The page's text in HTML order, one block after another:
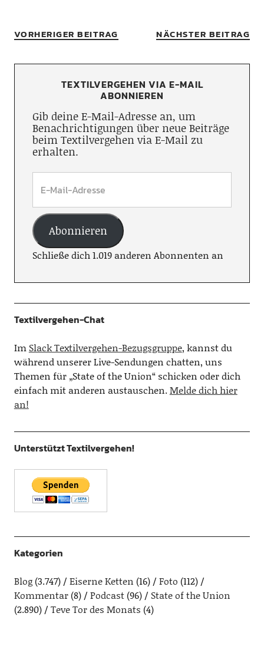
VORHERIGER BEITRAG NÄCHSTER BEITRAG
TEXTILVERGEHEN VIA E-MAIL
ABONNIEREN
Gib deine E-Mail-Adresse an, um
Benachrichtigungen über neue Beiträge
beim Textilvergehen via E-Mail zu
erhalten.
Abonnieren
Schließe dich 1.019 anderen Abonnenten an
Textilvergehen-Chat
Im Slack Textilvergehen-Bezugsgruppe, kannst du
während unserer Live-Sendungen chatten, uns
Themen für „State of the Union“ schicken oder dich
einfach mit anderen austauschen.Melde dich hier
an!
Unterstützt Textilvergehen!
Kategorien
Blog(3.747) Eiserne Ketten (16) Foto (112)
Kommentar(8) Podcast(96)
State of the Union
(2.890)
Teve Tor des Monats (4)